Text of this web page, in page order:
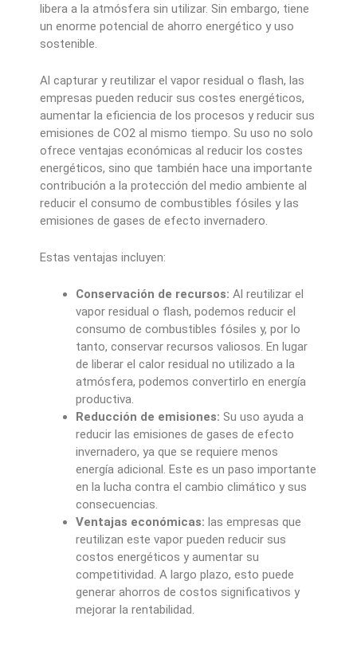
libera a la atmósfera sin utilizar. Sin embargo, tiene
un enorme potencial de ahorro energético y uso
sostenible.
Al capturar y reutilizar el vapor residual o flash, las
empresas pueden reducir sus costes energéticos,
aumentar la eficiencia de los procesos y reducir sus
emisiones de CO2 al mismo tiempo. Su uso no solo
ofrece ventajas económicas al reducir los costes
energéticos, sino que también hace una importante
contribución a la protección del medio ambiente al
reducir el consumo de combustibles fósiles y las
emisiones de gases de efecto invernadero.
Estas ventajas incluyen:
Conservación de recursos: Al reutilizar el
vapor residual o flash, podemos reducir el
consumo de combustibles fósiles y, por lo
tanto, conservar recursos valiosos. En lugar
de liberar el calor residual no utilizado a la
atmósfera, podemos convertirlo en energía
productiva.
Reducción de emisiones: Su uso ayuda a
reducir las emisiones de gases de efecto
invernadero, ya que se requiere menos
energía adicional. Este es un paso importante
en la lucha contra el cambio climático y sus
consecuencias.
Ventajas económicas: las empresas que
reutilizan este vapor pueden reducir sus
costos energéticos y aumentar su
competitividad. A largo plazo, esto puede
generar ahorros de costos significativos y
mejorar la rentabilidad.